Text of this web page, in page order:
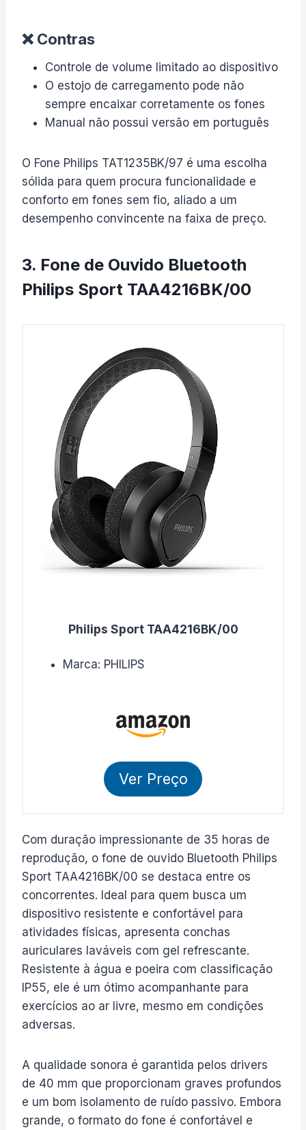
❌ Contras
Controle de volume limitado ao dispositivo
O estojo de carregamento pode não
sempre encaixar corretamente os fones
Manual não possui versão em português
O Fone Philips TAT1235BK/97 é uma escolha
sólida para quem procura funcionalidade e
conforto em fones sem fio, aliado a um
desempenho convincente na faixa de preço.
3. Fone de Ouvido Bluetooth
Philips Sport TAA4216BK/00
Philips Sport TAA4216BK/00
Marca: PHILIPS
Ver Preço
Com duração impressionante de 35 horas de
reprodução, o fone de ouvido Bluetooth Philips
Sport TAA4216BK/00 se destaca entre os
concorrentes. Ideal para quem busca um
dispositivo resistente e confortável para
atividades físicas, apresenta conchas
auriculares laváveis com gel refrescante.
Resistente à água e poeira com classificação
IP55, ele é um ótimo acompanhante para
exercícios ao ar livre, mesmo em condições
adversas.
A qualidade sonora é garantida pelos drivers
de 40 mm que proporcionam graves profundos
e um bom isolamento de ruído passivo. Embora
grande, o formato do fone é confortável e